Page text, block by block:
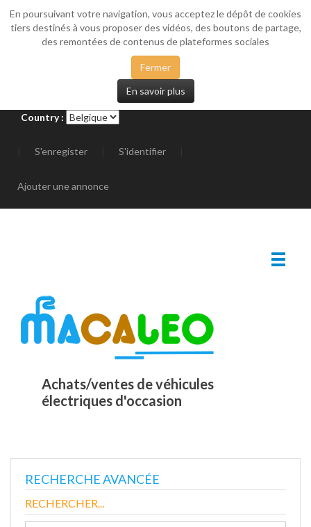
En poursuivant votre navigation, vous acceptez le dépôt de cookies
tiers destinés à vous proposer des vidéos, des boutons de partage,
des remontées de contenus de plateformes sociales
Fermer
En savoir plus
Country :
S'enregister S'identifier
Ajouter une annonce
Achats/ventes de véhicules
électriques d'occasion
RECHERCHE AVANCÉE
RECHERCHER...